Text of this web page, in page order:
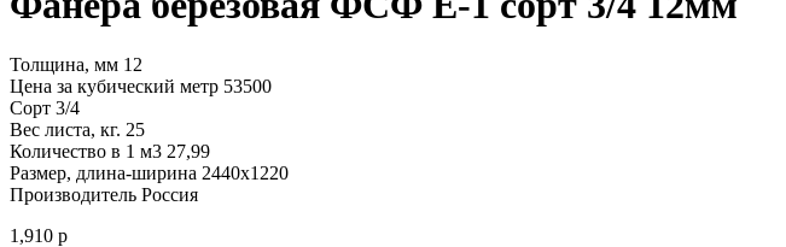
Толщина, мм 12
Цена за кубический метр 53500
Сорт 3/4
Вес листа, кг. 25
Количество в 1 м3 27,99
Размер, длина-ширина 2440х1220
Производитель Россия
1,910 р